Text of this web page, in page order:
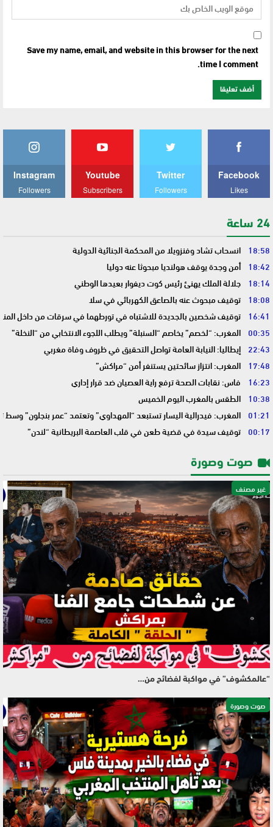
Save my name, email, and website in this browser for the next
time I comment.
Facebook
Likes
Twitter
Followers
Youtube
Subscribers
Instagram
Followers
24 ساعة
18:58 انسحاب تشاد وفنزويلا من المحكمة الجنائية الدولية
18:42 أمن وجدة يوقف هولنديا مبحوثا عنه دوليا
18:14 جلالة الملك يهنئ رئيس كوت ديفوار بعيدها الوطني
18:08 توقيف مبحوث عنه بالصاعق الكهربائي في سلا
16:41 توقيف شخصين بالجديدة للاشتباه في تورطهما في سرقات من داخل
00:35 المغرب: “لخصم” يخاصم “السنبلة” ويطلب اللجوء الانتخابي من “النخلة”
22:43 إيطاليا: النيابة العامة تواصل التحقيق في ظروف وفاة مغربي
17:48 المغرب: انتزاز سائحتين يستنفر أمن “مراكش”
16:23 فاس: نقابات الصحة ترفع راية العصيان ضد قرار إداري
10:38 الطقس بالمغرب اليوم الخميس
01:21 المغرب: فيدرالية اليسار تستبعد “المهداوي” وتعتمد “عمر بنجلون”
00:17 توقيف سيدة في قضية طعن في قلب العاصمة البريطانية “لندن”
صوت وصورة
غير مصنف
“عالمكشوف” في مواكبة لفضائح من…
صوت وصورة